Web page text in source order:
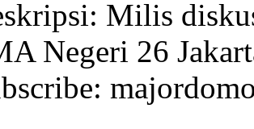
Milis
Negeri 26